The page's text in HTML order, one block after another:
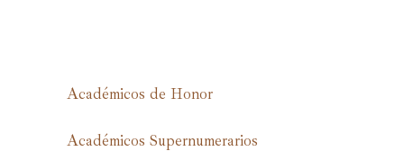
Académicos de Honor
Académicos Supernumerarios